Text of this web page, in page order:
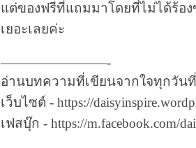
แต่ของฟรีที่แถมมาโดยที่ไม่ได้ร้อ
เยอะเลยค่ะ
————————-
อ่านบทความที่เขียนจากใจทุกวันที่
เว็บไซต์ - https://
เฟสบุ๊ก - https://m.facebook.com/